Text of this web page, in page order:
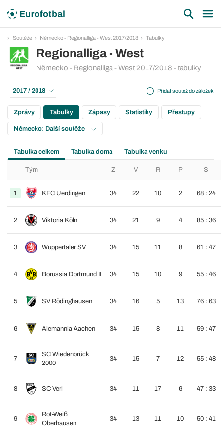
Soutěže Německo - Regionalliga - West 2017/2018 Tabulky
Regionalliga - West
Německo - Regionalliga - West 2017/2018 - tabulky
Přidat soutěž do záložek
2017 / 2018
Zprávy Tabulky Zápasy Statistiky Přestupy
Německo: Další soutěže
Tabulka celkem Tabulka doma Tabulka venku
Tým Z V R P S
1 KFC Uerdingen 34 22 10 2 68 : 24
2 Viktoria Köln 34 21 9 4 85 : 36
3 Wuppertaler SV 34 15 11 8 61 : 47
4 Borussia Dortmund II 34 15 10 9 55 : 46
5 SV Rödinghausen 34 16 5 13 76 : 63
6 Alemannia Aachen 34 15 8 11 59 : 47
7
SC Wiedenbrück
2000
34 15 7 12 55 : 48
8 SC Verl 34 11 17 6 47 : 33
9
Rot-Weiß
Oberhausen
34 13 11 10 50 : 41